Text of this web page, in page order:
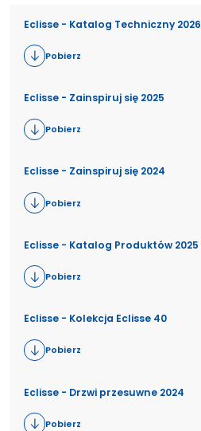
Eclisse - Katalog Techniczny 2026
Pobierz
Eclisse - Zainspiruj się 2025
Pobierz
Eclisse - Zainspiruj się 2024
Pobierz
Eclisse - Katalog Produktów 2025
Pobierz
Eclisse - Kolekcja Eclisse 40
Pobierz
Eclisse - Drzwi przesuwne 2024
Pobierz